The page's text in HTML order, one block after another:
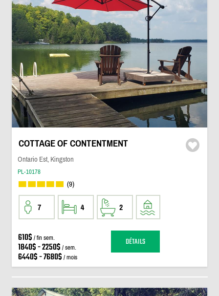
COTTAGE OF CONTENTMENT
Ontario Est, Kingston
PL-10178
(9)
7 4 2
610$ / fin sem.
1840$ - 2250$ / sem.
6440$ - 7680$ / mois
DÉTAILS